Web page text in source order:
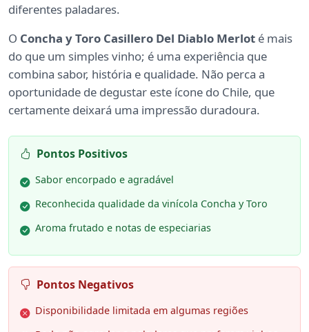
diferentes paladares.
O Concha y Toro Casillero Del Diablo Merlot é mais
do que um simples vinho; é uma experiência que
combina sabor, história e qualidade. Não perca a
oportunidade de degustar este ícone do Chile, que
certamente deixará uma impressão duradoura.
Pontos Positivos
Sabor encorpado e agradável
Reconhecida qualidade da vinícola Concha y Toro
Aroma frutado e notas de especiarias
Pontos Negativos
Disponibilidade limitada em algumas regiões